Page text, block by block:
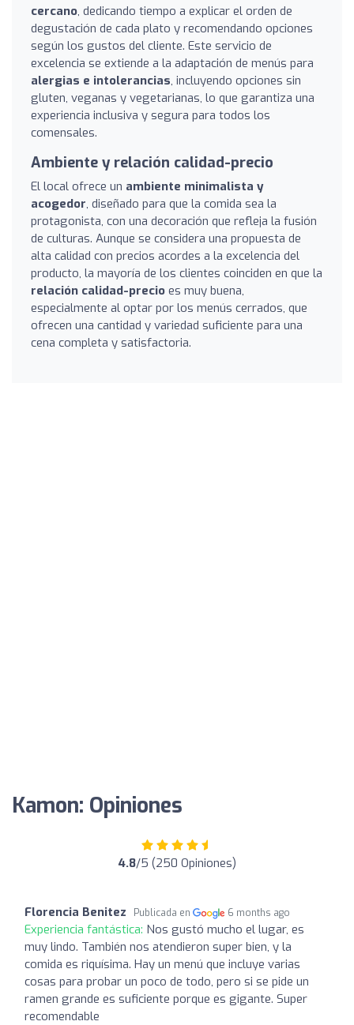
cercano, dedicando tiempo a explicar el orden de
degustación de cada plato y recomendando opciones
según los gustos del cliente. Este servicio de
excelencia se extiende a la adaptación de menús para
alergias e intolerancias, incluyendo opciones sin
gluten, veganas y vegetarianas, lo que garantiza una
experiencia inclusiva y segura para todos los
comensales.
Ambiente y relación calidad-precio
El local ofrece un ambiente minimalista y
acogedor, diseñado para que la comida sea la
protagonista, con una decoración que refleja la fusión
de culturas. Aunque se considera una propuesta de
alta calidad con precios acordes a la excelencia del
producto, la mayoría de los clientes coinciden en que la
relación calidad-precio es muy buena,
especialmente al optar por los menús cerrados, que
ofrecen una cantidad y variedad suficiente para una
cena completa y satisfactoria.
Kamon: Opiniones
4.8/5 (250 Opiniones)
Florencia Benitez Publicada en 6 months ago
Experiencia fantástica: Nos gustó mucho el lugar, es
muy lindo. También nos atendieron super bien, y la
comida es riquísima. Hay un menú que incluye varias
cosas para probar un poco de todo, pero si se pide un
ramen grande es suficiente porque es gigante. Super
recomendable